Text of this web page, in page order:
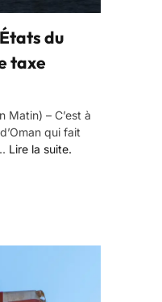
du
taxe
Matin) – C’est à
qui fait
Lire la suite.